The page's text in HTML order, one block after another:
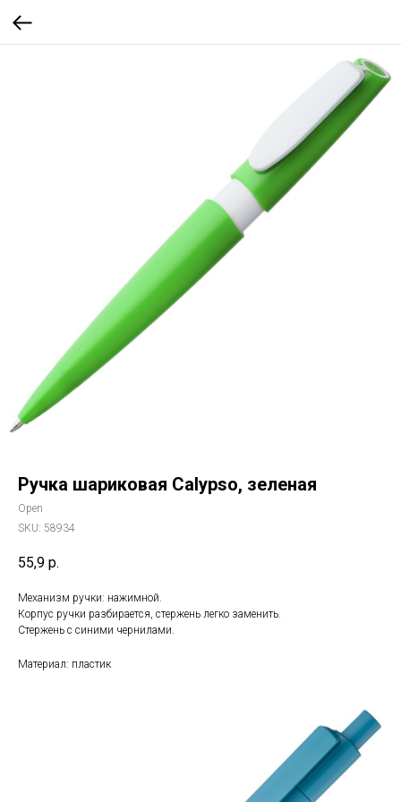
Ручка шариковая Calypso, зеленая
Open
SKU: 58934
55,9 р.
Механизм ручки: нажимной.
Корпус ручки разбирается, стержень легко заменить.
Стержень с синими чернилами.
Материал: пластик